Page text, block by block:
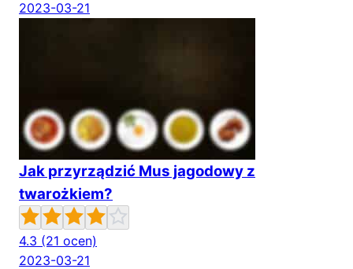
2023-03-21
Jak przyrządzić Mus jagodowy z
twarożkiem?
4.3 (21 ocen)
2023-03-21